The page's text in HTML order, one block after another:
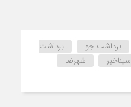
برداشت جو
برداشت
سیناخبر
شهرضا